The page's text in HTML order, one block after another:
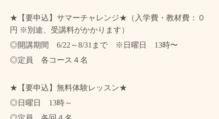
★【要申込】サマーチャレンジ★（入学費・教材費：０
円 ※別途、受講料がかかります）
◎開講期間 6/22～8/31まで ※日曜日 13時〜
◎定員 各コース４名
★【要申込】無料体験レッスン★
◎日曜日 13時～